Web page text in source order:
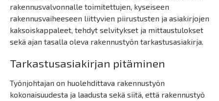
rakennusvalvonnalle toimitettujen, kyseiseen
rakennusvaiheeseen liittyvien piirustusten ja asiakirjojen
kaksoiskappaleet, tehdyt selvitykset ja mittaustulokset
sekä ajan tasalla oleva rakennustyön tarkastusasiakirja.
Tarkastusasiakirjan pitäminen
Työnjohtajan on huolehdittava rakennustyön
kokonaisuudesta ja laadusta sekä siitä, että rakennustyö